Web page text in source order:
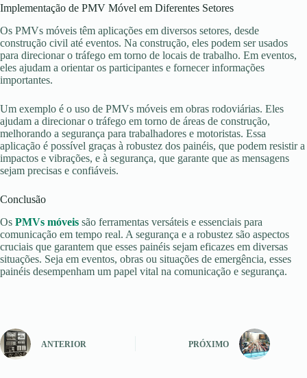
Implementação de PMV Móvel em Diferentes Setores
Os PMVs móveis têm aplicações em diversos setores, desde
construção civil até eventos. Na construção, eles podem ser usados
para direcionar o tráfego em torno de locais de trabalho. Em eventos,
eles ajudam a orientar os participantes e fornecer informações
importantes.
Um exemplo é o uso de PMVs móveis em obras rodoviárias. Eles
ajudam a direcionar o tráfego em torno de áreas de construção,
melhorando a segurança para trabalhadores e motoristas. Essa
aplicação é possível graças à robustez dos painéis, que podem resistir a
impactos e vibrações, e à segurança, que garante que as mensagens
sejam precisas e confiáveis.
Conclusão
Os PMVs móveis são ferramentas versáteis e essenciais para
comunicação em tempo real. A segurança e a robustez são aspectos
cruciais que garantem que esses painéis sejam eficazes em diversas
situações. Seja em eventos, obras ou situações de emergência, esses
painéis desempenham um papel vital na comunicação e segurança.
ANTERIOR PRÓXIMO